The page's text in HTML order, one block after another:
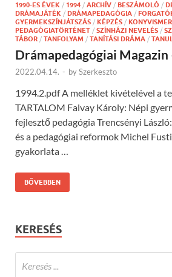
1990-ES ÉVEK / 1994 / ARCHÍV / BESZÁMOLÓ /
DRÁMAJÁTÉK / DRÁMAPEDAGÓGIA /
GYERMEKSZÍNJÁTSZÁS / KÉPZÉS /
PEDAGÓGIATÖRTÉNET / SZÍNHÁZI NEVELÉS /
TÁBOR / TANFOLYAM / TANÍTÁSI DRÁMA /
Drámapedagógiai Magazin
2022.04.14. - bySzerkeszto
1994.2.pdf A melléklet kivételével a
TARTALOM Falvay Károly: Népi
fejlesztő pedagógia Trencsényi
és a pedagógiai reformok Michel
gyakorlata …
BŐVEBBEN
KERESÉS